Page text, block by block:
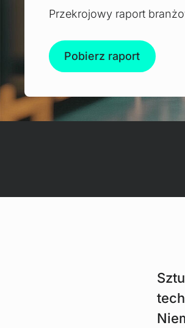
Przekrojowy raport
Pobierz raport